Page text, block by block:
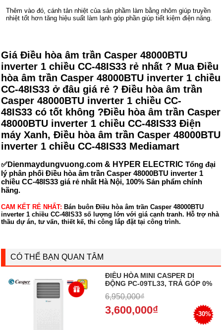
Thêm vào đó, cánh tản nhiệt của sản phầm làm bằng nhôm giúp truyền
nhiệt tốt hơn tăng hiệu suất làm lạnh góp phần giúp tiết kiệm điện năng.
Giá Điều hòa âm trần Casper 48000BTU
inverter 1 chiều CC-48IS33 rẻ nhất ? Mua Điều
hòa âm trần Casper 48000BTU inverter 1 chiều
CC-48IS33 ở đâu giá rẻ ? Điều hòa âm trần
Casper 48000BTU inverter 1 chiều CC-
48IS33 có tốt không ?Điều hòa âm trần Casper
48000BTU inverter 1 chiều CC-48IS33 Điện
máy Xanh, Điều hòa âm trần Casper 48000BTU
inverter 1 chiều CC-48IS33 Mediamart
✅Dienmaydungvuong.com & HYPER ELECTRIC Tổng đại
lý phân phối Điều hòa âm trần Casper 48000BTU inverter 1
chiều CC-48IS33 giá rẻ nhất Hà Nội, 100% Sản phẩm chính
hãng.
CAM KẾT RẺ NHẤT: Bán buôn Điều hòa âm trần Casper 48000BTU
inverter 1 chiều CC-48IS33 số lượng lớn với giá cạnh tranh. Hỗ trợ nhà
thầu dự án, tư vấn, thiết kế, thi công lắp đặt tại công trình.
CÓ THỂ BẠN QUAN TÂM
ĐIỀU HÒA MINI CASPER DI
ĐỘNG PC-09TL33, TRẢ GÓP 0%
6,950,000₫
3,600,000₫ -30%